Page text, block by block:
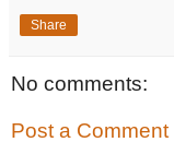
Share
No comments:
Post a Comment